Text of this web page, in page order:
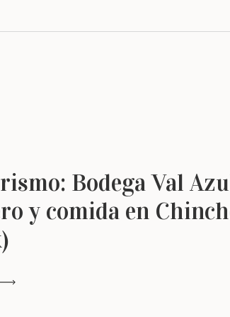
Bodega Val
y comida en